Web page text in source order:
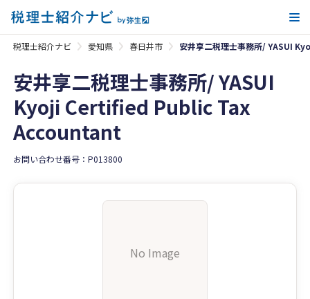
税理士紹介ナビ 愛知県 春日井市 安井享二税理士事務所/ YASUI
安井享二税理士事務所/ YASUI
Kyoji Certified Public Tax
Accountant
お問い合わせ番号：P013800
No Image